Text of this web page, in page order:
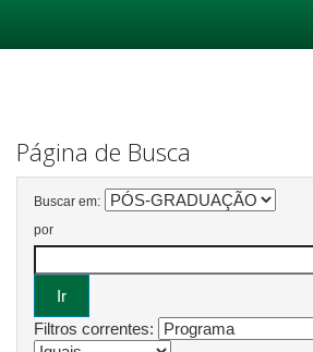
Página de Busca
Buscar em:
por
Filtros correntes: